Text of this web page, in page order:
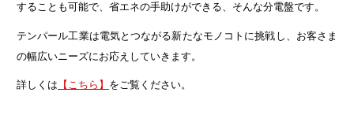
することも可能で、省エネの手助けができる、そんな分電盤です。
テンパール工業は電気とつながる新たなモノコトに挑戦し、お客さま
の幅広いニーズにお応えしていきます。
詳しくは 【こちら】 をご覧ください。